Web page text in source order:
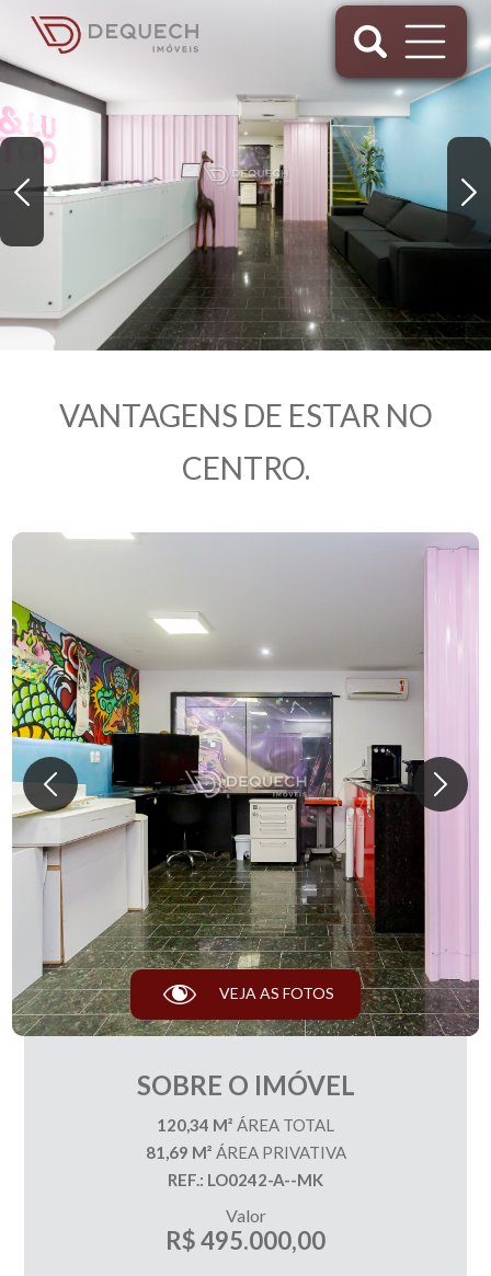
VANTAGENS DE ESTAR NO
CENTRO.
VEJA AS FOTOS
SOBRE O IMÓVEL
120,34 M² ÁREA TOTAL
81,69 M² ÁREA PRIVATIVA
REF.: LO0242-A--MK
Valor
R$ 495.000,00